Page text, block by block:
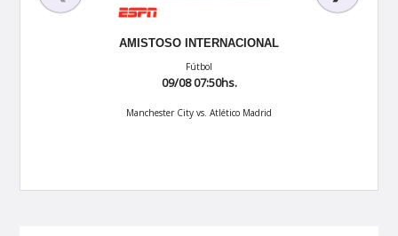
AMISTOSO INTERNACIONAL
Fútbol
09/08 07:50hs.
Manchester City vs. Atlético Madrid